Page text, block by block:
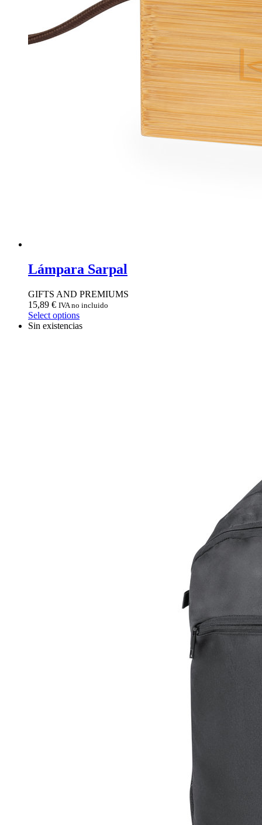
Lámpara Sarpal
GIFTS AND PREMIUMS
15,89 € IVA no incluido
Select options
Sin existencias